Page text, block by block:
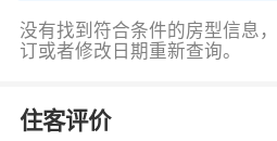
没有找到符合条件的房型信息
订或者修改日期重新查询。
住客评价